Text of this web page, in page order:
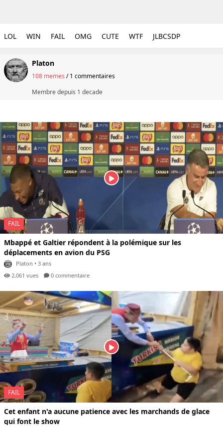
LOL WIN FAIL OMG CUTE WTF JLBCSDP
Platon
108 memes /1 commentaires
Membre depuis 1 decade
FAIL
Mbappé et Galtier répondent à la polémique sur les
déplacements en avion du PSG
Platon • 3 ans
2,061 vues
0 commentaire
FAIL
Cet enfant n'a aucune patience avec les marchands de glace
qui font le show